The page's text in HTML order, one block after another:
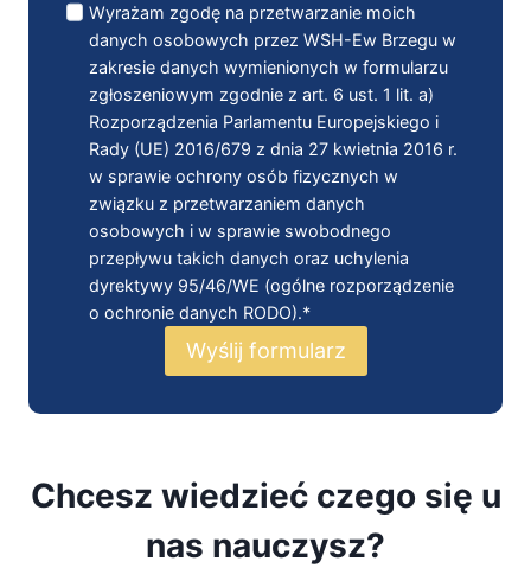
Wyrażam zgodę na przetwarzanie moich
danych osobowych przez WSH-Ew Brzegu w
zakresie danych wymienionych w formularzu
zgłoszeniowym zgodnie z art. 6 ust. 1 lit. a)
Rozporządzenia Parlamentu Europejskiego i
Rady (UE) 2016/679 z dnia 27 kwietnia 2016 r.
w sprawie ochrony osób fizycznych w
związku z przetwarzaniem danych
osobowych i w sprawie swobodnego
przepływu takich danych oraz uchylenia
dyrektywy 95/46/WE (ogólne rozporządzenie
o ochronie danych RODO).*
Wyślij formularz
Chcesz wiedzieć czego się u
nas nauczysz?